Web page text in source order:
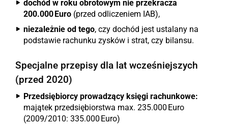
dochód w roku obrotowym nie przekracza
200.000 Euro (przed odliczeniem IAB),
niezależnie od tego, czy dochód jest ustalany na
podstawie rachunku zysków i strat, czy bilansu.
Specjalne przepisy dla lat wcześniejszych
(przed 2020)
Przedsiębiorcy prowadzący księgi rachunkowe:
majątek przedsiębiorstwa max. 235.000 Euro
(2009/2010: 335.000 Euro)